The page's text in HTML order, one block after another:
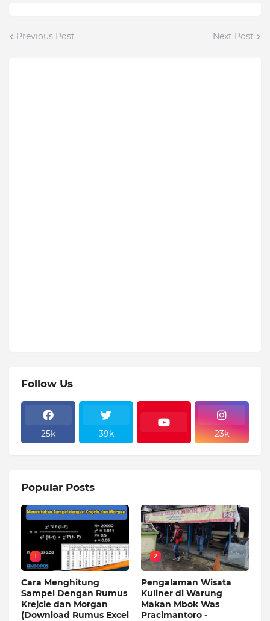
Previous Post Next Post
Follow Us
25k 39k 23k
Popular Posts
1
Cara Menghitung
Sampel Dengan Rumus
Krejcie dan Morgan
(Download Rumus Excel
2
Pengalaman Wisata
Kuliner di Warung
Makan Mbok Was
Pracimantoro -